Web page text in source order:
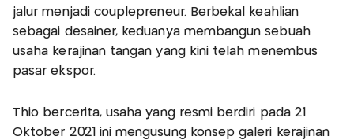
jalur menjadi couplepreneur. Berbekal keahlian
sebagai desainer, keduanya membangun sebuah
usaha kerajinan tangan yang kini telah menembus
pasar ekspor.
Thio bercerita, usaha yang resmi berdiri pada 21
Oktober 2021 ini mengusung konsep galeri kerajinan